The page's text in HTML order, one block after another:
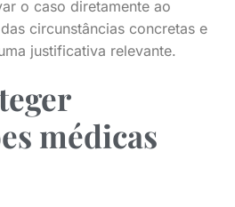
o caso diretamente ao
circunstâncias concretas e
justificativa relevante.
médicas